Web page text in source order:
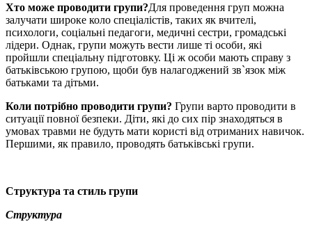
Хто може проводити групи?Для проведення груп можна
залучати широке коло спеціалістів, таких як вчителі,
психологи, соціальні педагоги, медичні сестри, громадські
лідери. Однак, групи можуть вести лише ті особи, які
пройшли спеціальну підготовку. Ці ж особи мають справу з
батьківською групою, щоби був налагоджений зв`язок між
батьками та дітьми.
Коли потрібно проводити групи? Групи варто проводити в
ситуації повної безпеки. Діти, які до сих пір знаходяться в
умовах травми не будуть мати користі від отриманих навичок.
Першими, як правило, проводять батьківські групи.
Структура та стиль групи
Структура